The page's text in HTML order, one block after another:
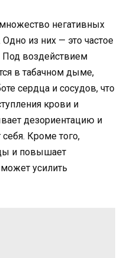
негативных
из них — это частое
воздействием
в табачном дыме,
сердца и сосудов, что
крови и
дезориентацию и
Кроме того,
и повышает
усилить